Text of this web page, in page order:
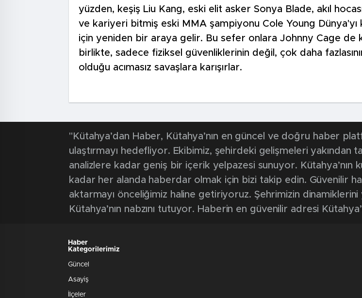
yüzden, keşiş Liu Kang, eski elit asker Sonya Blade, akıl
ve kariyeri bitmiş eski MMA şampiyonu Cole Young Dünya'yı
için yeniden bir araya gelir. Bu sefer onlara Johnny Cage de
birlikte, sadece fiziksel güvenliklerinin değil, çok daha
olduğu acımasız savaşlara karışırlar.
"Kütahya’dan Haber, Kütahya’nın en güncel ve doğru haber
ulaştırmayı hedefliyor. Ekibimiz, şehirdeki gelişmeleri
analizlere kadar geniş bir içerik yelpazesi sunuyor.
kadar her alanda haberdar olmak için bizi takip edin. Güvenilir
aktarmayı önceliğimiz haline getiriyoruz. Şehrimizin dinamiklerini
Kütahya’nın nabzını tutuyor. Haberin en güvenilir adresi
Haber
Kategorilerimiz
Güncel
Asayiş
İlçeler